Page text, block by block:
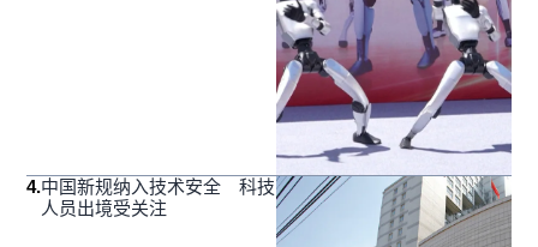
4.中国新规纳入技术安全 科技
人员出境受关注